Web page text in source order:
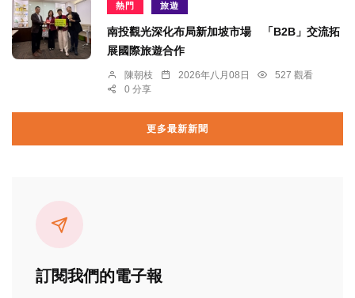
熱門 旅遊
南投觀光深化布局新加坡市場 「B2B」交流拓
展國際旅遊合作
陳朝枝 2026年八月08日
527 觀看
0 分享
更多最新新聞
訂閱我們的電子報